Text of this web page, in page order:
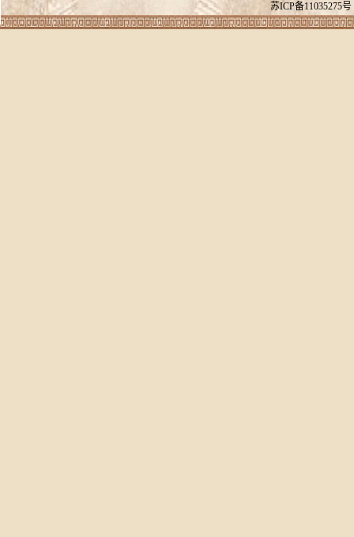
苏ICP备11035275号